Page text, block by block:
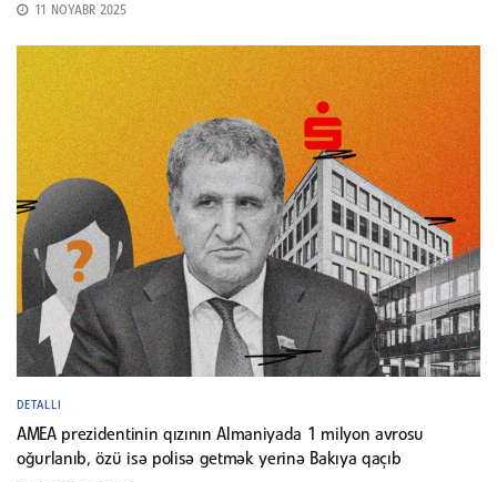
11 NOYABR 2025
DETALLI
AMEA prezidentinin qızının Almaniyada 1 milyon avrosu
oğurlanıb, özü isə polisə getmək yerinə Bakıya qaçıb